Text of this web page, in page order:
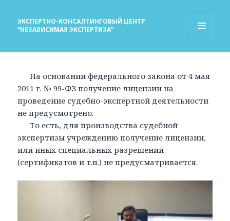
ЭКСПЕРТНО-КОНСАЛТИНГОВЫЙ ЦЕНТР
“НЕЗАВИСИМАЯ ЭКСПЕРТИЗА”
На основании федерального закона от 4 мая
2011 г. № 99-ФЗ получение лицензии на
проведение судебно-экспертной деятельности
не предусмотрено.
То есть, для производства судебной
экспертизы учреждению получение лицензии,
или иных специальных разрешений
(сертификатов и т.п.) не предусматривается.